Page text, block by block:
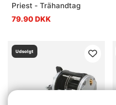
Priest - Trähandtag
79.90 DKK
Udsolgt